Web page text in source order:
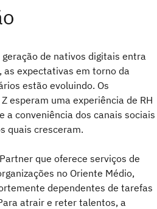
de nativos digitais entra
as expectativas em torno da
estão evoluindo. Os
esperam uma experiência de RH
a conveniência dos canais sociais
quais cresceram.
que oferece serviços de
no Oriente Médio,
dependentes de tarefas
atrair e reter talentos, a